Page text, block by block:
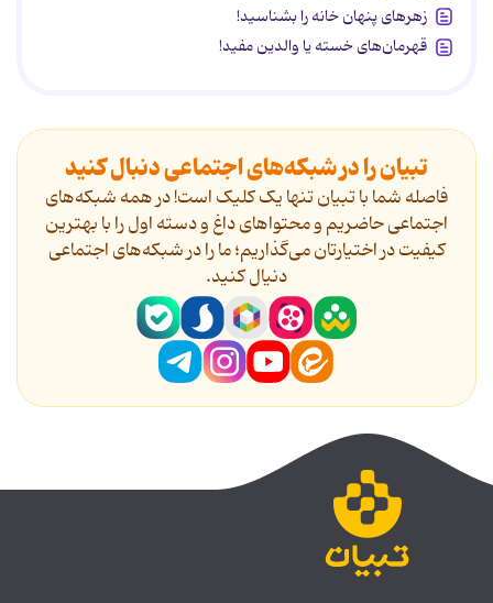
زهرهای پنهان خانه را بشناسید!
قهرمان‌های خسته یا والدین مفید!
تبیان را در شبکه‌های اجتماعی دنبال کنید
فاصله شما با تبیان تنها یک کلیک است! در همه شبکه‌های
اجتماعی حاضریم و محتواهای داغ و دسته اول را با بهترین
کیفیت در اختیارتان می‌گذاریم؛ ما را در شبکه‌های اجتماعی
دنیال کنید.